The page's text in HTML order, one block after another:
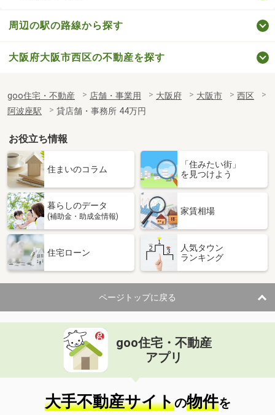
周辺の駅の路線から探す
大阪府大阪市西区の不動産を探す
goo住宅・不動産 店舗・事業用 大阪府 大阪市
西区
阿波座駅
貸店舗・事務所 44万円
お役立ち情報
住まいのコラム
「住みたい街」
を見つけよう
暮らしのデータ
(補助金・助成金情報)
家賃相場
住宅ローン
人気タウン
ランキング
ページトップに戻る
goo住宅・不動産
アプリ
大手不動産サイトの物件を